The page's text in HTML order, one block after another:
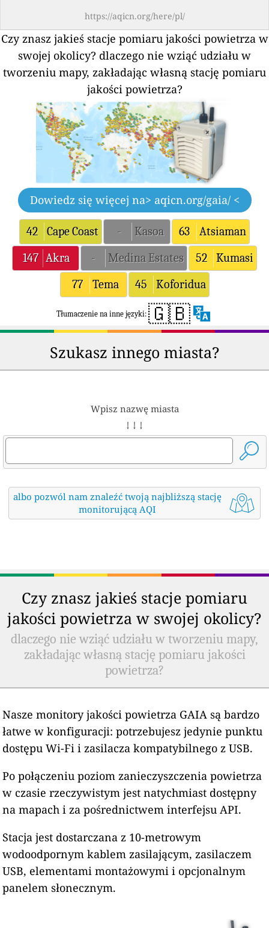
https://aqicn.org/here/pl/
Czy znasz jakieś stacje pomiaru jakości powietrza w
swojej okolicy? dlaczego nie wziąć udziału w
tworzeniu mapy, zakładając własną stację pomiaru
jakości powietrza?
Dowiedz się więcej na> aqicn.org/gaia/ <
42 Cape Coast - Kasoa 63
Atsiaman
147 Akra - Medina Estates 52
Kumasi
77
Tema 45 Koforidua
Tłumaczenie na inne języki: 🇬🇧
Szukasz innego miasta?
Wpisz nazwę miasta
↓ ↓ ↓
albo pozwól nam znaleźć twoją najbliższą stację
monitorującą AQI
Czy znasz jakieś stacje pomiaru
jakości powietrza w swojej okolicy?
dlaczego nie wziąć udziału w tworzeniu mapy,
zakładając własną stację pomiaru jakości
powietrza?
Nasze monitory jakości powietrza GAIA są bardzo
łatwe w konfiguracji: potrzebujesz jedynie punktu
dostępu Wi-Fi i zasilacza kompatybilnego z USB.
Po połączeniu poziom zanieczyszczenia powietrza
w czasie rzeczywistym jest natychmiast dostępny
na mapach i za pośrednictwem interfejsu API.
Stacja jest dostarczana z 10-metrowym
wodoodpornym kablem zasilającym, zasilaczem
USB, elementami montażowymi i opcjonalnym
panelem słonecznym.